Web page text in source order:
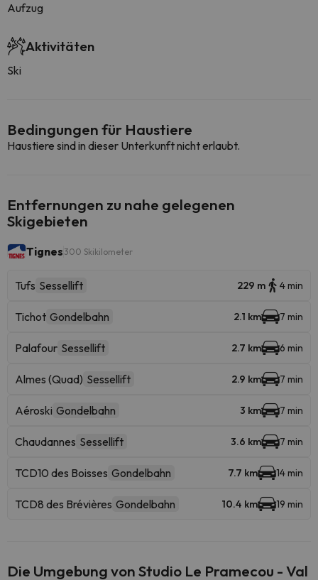
Aufzug
Aktivitäten
Ski
Bedingungen für Haustiere
Haustiere sind in dieser Unterkunft nicht erlaubt.
Entfernungen zu nahe gelegenen
Skigebieten
Tignes 300 Skikilometer
Tufs Sessellift 229 m 4 min
Tichot Gondelbahn 2.1 km 7 min
Palafour Sessellift 2.7 km 6 min
Almes (Quad) Sessellift 2.9 km 7 min
Aéroski Gondelbahn 3 km 7 min
Chaudannes Sessellift 3.6 km 7 min
TCD10 des Boisses Gondelbahn 7.7 km 14 min
TCD8 des Brévières Gondelbahn 10.4 km 19 min
Die Umgebung von Studio Le Pramecou - Val